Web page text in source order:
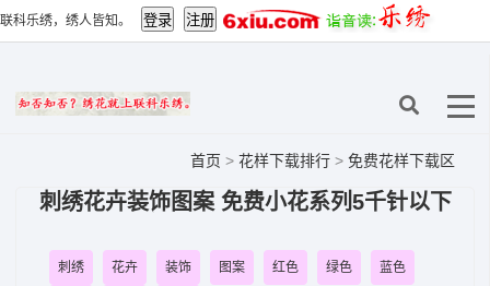
联科乐绣，绣人皆知。
首页 > 花样下载排行 > 免费花样下载区
刺绣花卉装饰图案 免费小花系列5千针以下
刺绣 花卉 装饰 图案 红色 绿色 蓝色